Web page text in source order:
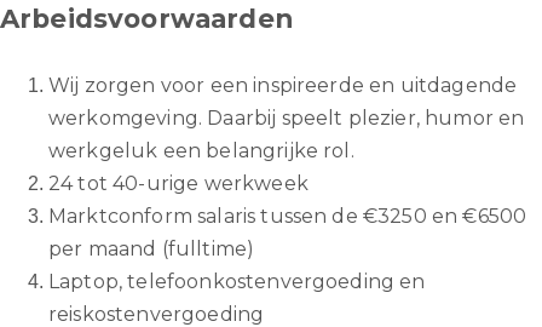
Arbeidsvoorwaarden
Wij zorgen voor een inspireerde en uitdagende
werkomgeving. Daarbij speelt plezier, humor en
werkgeluk een belangrijke rol.
24 tot 40-urige werkweek
Marktconform salaris tussen de €3250 en €6500
per maand (fulltime)
Laptop, telefoonkostenvergoeding en
reiskostenvergoeding